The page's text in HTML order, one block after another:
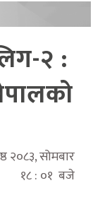
२ :
२०८३, सोमबार
१८ : ०१ बजे